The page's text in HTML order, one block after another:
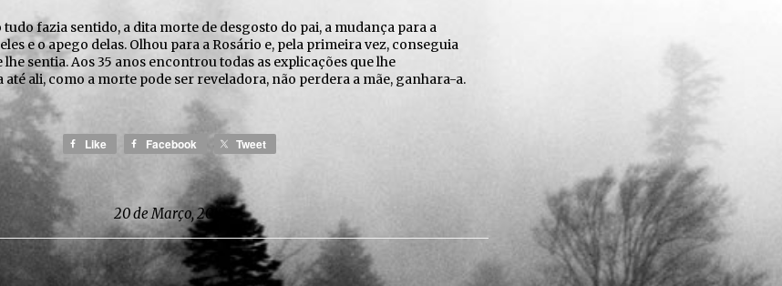
tudo fazia sentido, a dita morte de desgosto do pai, a mudança para a
e o apego delas. Olhou para a Rosário e, pela primeira vez, conseguia
sentia. Aos 35 anos encontrou todas as explicações que lhe
até ali, como a morte pode ser reveladora, não perdera a mãe, ganhara-a.
Like Facebook Tweet
20 de Março, 2019